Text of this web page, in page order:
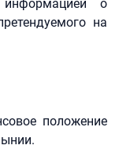
о
на
положение